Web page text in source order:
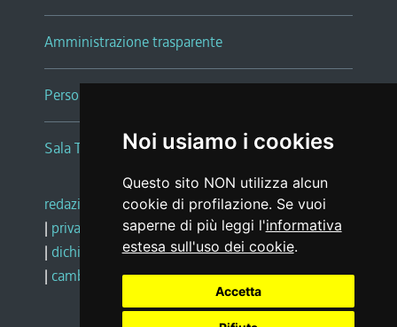
Noi usiamo i cookies
Questo sito NON utilizza alcun
cookie di profilazione. Se vuoi
saperne di più leggi l'informativa
estesa sull'uso dei cookie.
Accetta
Amministrazione trasparente
Persone e Uffici
Sala Tiziano Tessitori
redazione web |note legali |glossario
| privacy
social media policy
| dichiarazione di accessibilità |feedback
| cambio preferenze cookie